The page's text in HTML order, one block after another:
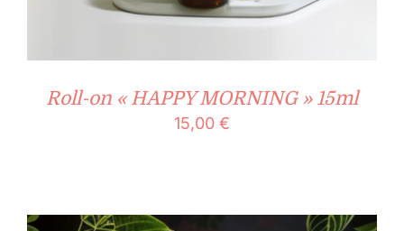
Roll-on « HAPPY MORNING » 15ml
15,00 €